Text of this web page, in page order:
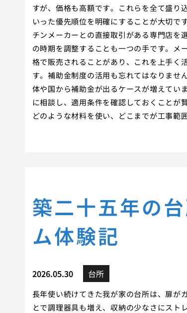
すが、価格も高額です。これらを全て盛り
いった優先順位を明確にすることが大切で
チンメーカーとの直接取引がある専門店を
の時期を調整することも一つの手です。メ
格で販売されることがあり、これを上手く
す。補助金制度の活用も忘れてはなりませ
体や国から補助金が出るケースが増えてい
に相談し、適用条件を確認しておくことが
どのような材料を使い、どこまでが工事範
築二十五年の
ム体験記
2026.05.30 台所
長年使い続けてきた我が家の台所は、扉が
とで調理器具も増え、収納の少なさにスト